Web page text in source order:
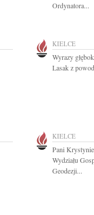
Ordynatora...
KIELCE
Wyrazy
Lasak z
KIELCE
Pani
Wydziału
Geodezji...